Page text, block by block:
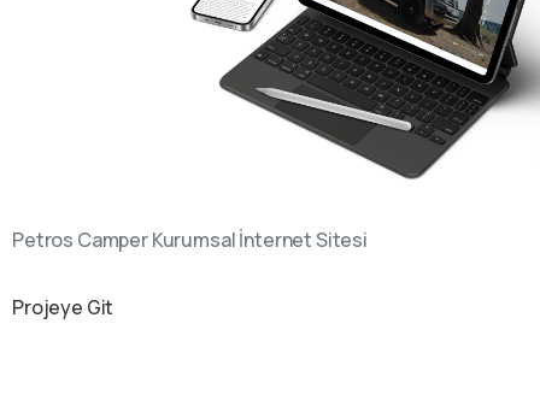
Petros Camper Kurumsal İnternet Sitesi
Projeye Git